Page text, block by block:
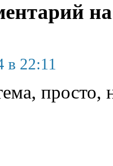
в 22:11
просто,